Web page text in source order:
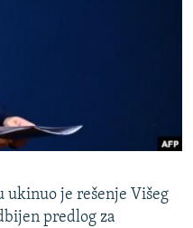
ukinuo je rešenje Višeg
predlog za